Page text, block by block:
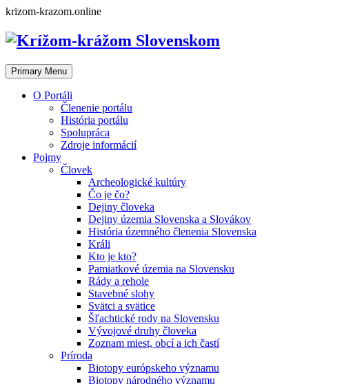
Skip
content
krizom-krazom.online
Primary Menu
O Portáli
Členenie portálu
História portálu
Spolupráca
Zdroje informácií
Pojmy
Človek
Archeologické kultúry
Čo je čo?
Dejiny človeka
Dejiny územia Slovenska a Slovákov
História územného členenia Slovenska
Králi
Kto je kto?
Pamiatkové územia na Slovensku
Rády a rehole
Stavebné slohy
Svätci a svätice
Šľachtické rody na Slovensku
Vývojové druhy človeka
Zoznam miest, obcí a ich častí
Príroda
Biotopy európskeho významu
Biotopy národného významu